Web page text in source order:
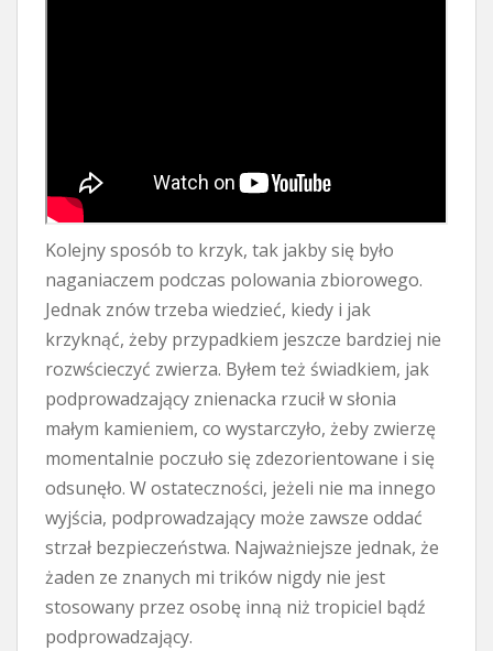
Kolejny sposób to krzyk, tak jakby się było
naganiaczem podczas polowania zbiorowego.
Jednak znów trzeba wiedzieć, kiedy i jak
krzyknąć, żeby przypadkiem jeszcze bardziej nie
rozwścieczyć zwierza. Byłem też świadkiem, jak
podprowadzający znienacka rzucił w słonia
małym kamieniem, co wystarczyło, żeby zwierzę
momentalnie poczuło się zdezorientowane i się
odsunęło. W ostateczności, jeżeli nie ma innego
wyjścia, podprowadzający może zawsze oddać
strzał bezpieczeństwa. Najważniejsze jednak, że
żaden ze znanych mi trików nigdy nie jest
stosowany przez osobę inną niż tropiciel bądź
podprowadzający.